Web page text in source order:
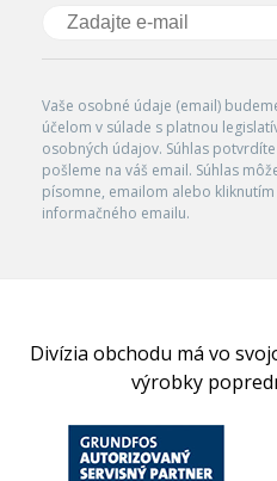
Vaše osobné údaje (email)
účelom v súlade s platnou
osobných údajov. Súhlas
pošleme na váš email. Súhlas
písomne, emailom alebo
informačného emailu.
Divízia obchodu má vo
výrobky